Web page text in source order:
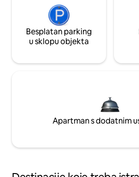
Besplatan parking
u sklopu objekta
Apartman s dodatnim